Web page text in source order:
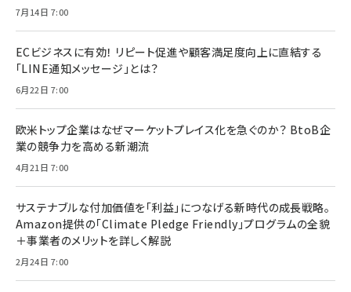
7月14日 7:00
ECビジネスに有効！ リピート促進や顧客満足度向上に直結する
「LINE通知メッセージ」とは？
6月22日 7:00
欧米トップ企業はなぜマーケットプレイス化を急ぐのか？ BtoB企
業の競争力を高める新潮流
4月21日 7:00
サステナブルな付加価値を「利益」につなげる新時代の成長戦略。
Amazon提供の「Climate Pledge Friendly」プログラムの全貌
＋事業者のメリットを詳しく解説
2月24日 7:00